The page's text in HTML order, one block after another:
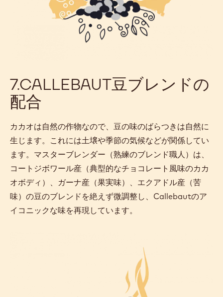
7.CALLEBAUT豆ブレンドの
配合
カカオは自然の作物なので、豆の味のばらつきは自然に
生じます。これには土壌や季節の気候などが関係してい
ます。マスターブレンダー（熟練のブレンド職人）は、
コートジボワール産（典型的なチョコレート風味のカカ
オボディ）、ガーナ産（果実味）、エクアドル産（苦
味）の豆のブレンドを絶えず微調整し、Callebautのア
イコニックな味を再現しています。